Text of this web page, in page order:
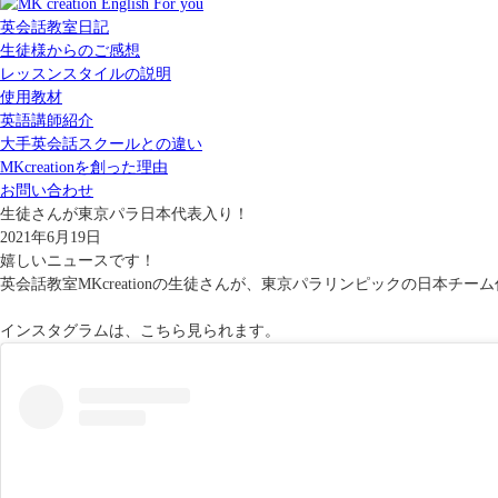
英会話教室日記
生徒様からのご感想
レッスンスタイルの説明
使用教材
英語講師紹介
大手英会話スクールとの違い
MKcreationを創った理由
お問い合わせ
生徒さんが東京パラ日本代表入り！
2021年6月19日
嬉しいニュースです！
英会話教室MKcreationの生徒さんが、東京パラリンピックの日本チーム
インスタグラムは、こちら見られます。